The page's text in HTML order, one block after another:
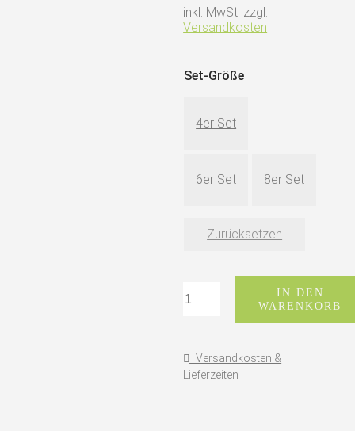
inkl. MwSt. zzgl.
Versandkosten
Set-Größe
4er Set
6er Set 8er Set
Zurücksetzen
Montbel
Armlehnenstuhl-
Menge
IN DEN
WARENKORB
Versandkosten &
Lieferzeiten